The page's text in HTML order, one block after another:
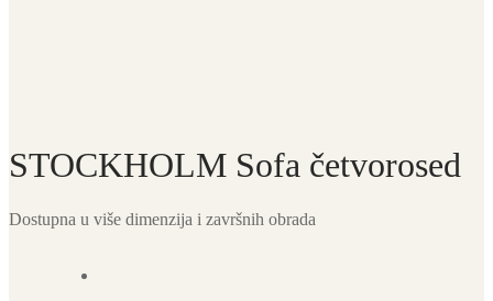
STOCKHOLM Sofa četvorosed
Dostupna u više dimenzija i završnih obrada